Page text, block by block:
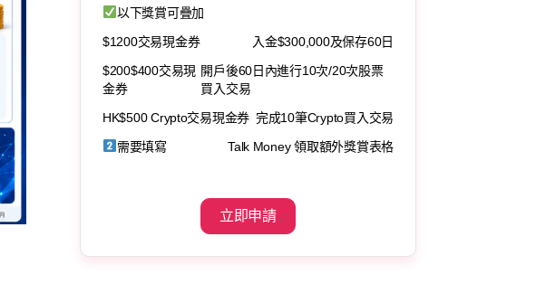
以下獎賞可疊加
$1200交易現金券
入金$300,000及保存60日
$200$400交易現
金券
開戶後60日內進行10次/20次股票
買入交易
HK$500 Crypto交易現金券 完成10筆Crypto買入交易
需要填寫
Talk Money 領取額外獎賞表格
立即申請